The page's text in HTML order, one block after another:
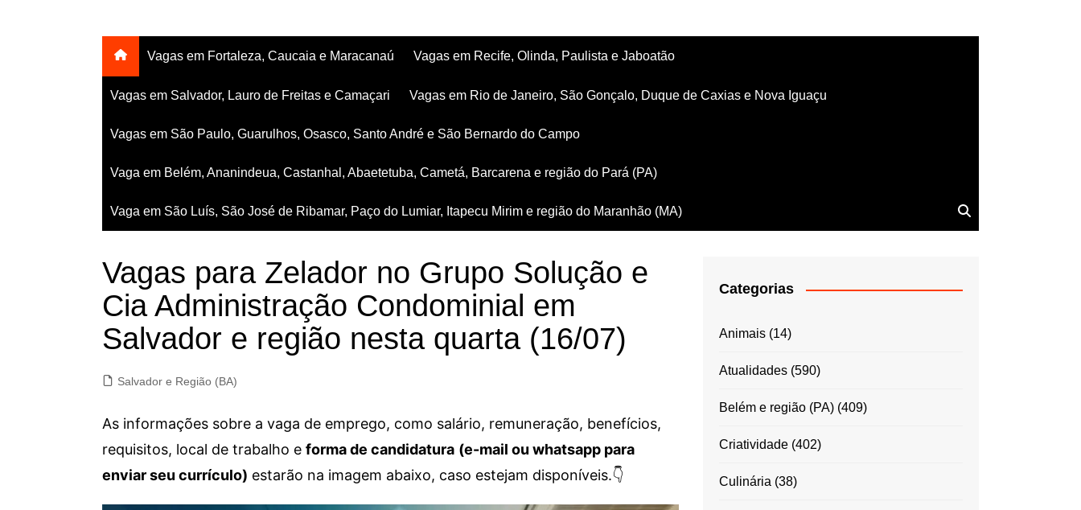
Vagas em Fortaleza, Caucaia e Maracanaú Vagas em Recife, Olinda, Paulista e Jaboatão
Vagas em Salvador, Lauro de Freitas e Camaçari Vagas em Rio de Janeiro, São Gonçalo, Duque de Caxias e Nova Iguaçu
Vagas em São Paulo, Guarulhos, Osasco, Santo André e São Bernardo do Campo
Vaga em Belém, Ananindeua, Castanhal, Abaetetuba, Cametá, Barcarena e região do Pará (PA)
Vaga em São Luís, São José de Ribamar, Paço do Lumiar, Itapecu Mirim e região do Maranhão (MA)
Vagas para Zelador no Grupo Solução e
Cia Administração Condominial em
Salvador e região nesta quarta (16/07)
Salvador e Região (BA)
As informações sobre a vaga de emprego, como salário, remuneração, benefícios,
requisitos, local de trabalho e forma de candidatura (e-mail ou whatsapp para
enviar seu currículo) estarão na imagem abaixo, caso estejam disponíveis.👇
Categorias
Animais(14)
Atualidades(590)
Belém e região (PA)(409)
Criatividade(402)
Culinária (38)